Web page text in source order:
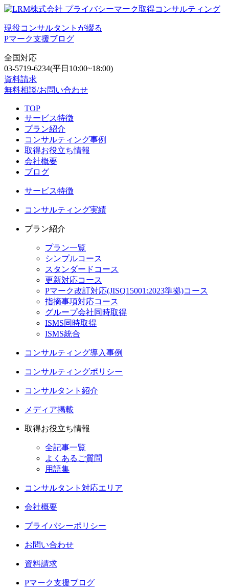
現役コンサルタントが綴る
Pマーク支援ブログ
全国対応
03-5719-6234(平日10:00~18:00)
資料請求
無料相談/お問い合わせ
TOP
サービス特徴
プラン紹介
コンサルティング事例
取得お役立ち情報
会社概要
ブログ
サービス特徴
コンサルティング実績
プラン紹介
プラン一覧
シンプルコース
スタンダードコース
更新対応コース
Pマーク改訂対応(JISQ15001:2023準拠)コース
指摘事項対応コース
グループ会社同時取得
ISMS同時取得
ISMS統合
コンサルティング導入事例
コンサルティングポリシー
コンサルタント紹介
メディア掲載
取得お役立ち情報
全記事一覧
よくあるご質問
用語集
コンサルタント対応エリア
会社概要
プライバシーポリシー
お問い合わせ
資料請求
Pマーク支援ブログ